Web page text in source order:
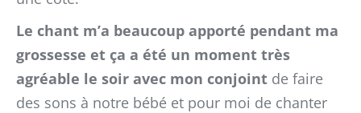
Le chant m’a beaucoup apporté pendant ma
grossesse et ça a été un moment très
agréable le soir avec mon conjoint de faire
des sons à notre bébé et pour moi de chanter